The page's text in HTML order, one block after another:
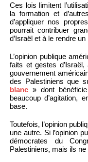
Ces lois limitent
la formation et
d’appliquer nos
pourrait contribuer
d’Israël et à le rendre
L’opinion publique
faits et gestes
gouvernement
des Palestiniens que
blanc » dont
beaucoup d’agitation,
base.
Toutefois, l’opinion
une autre. Si l’opinion
démocrates du
Palestiniens, mais ils